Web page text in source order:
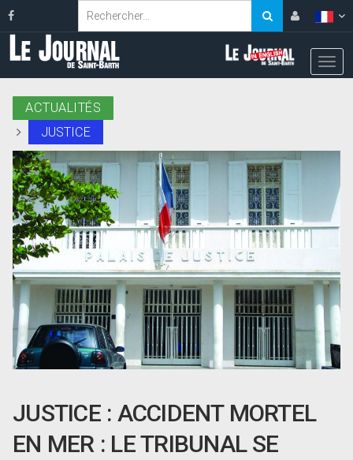
ACTUALITÉS
JUSTICE
JUSTICE : ACCIDENT MORTEL
EN MER : LE TRIBUNAL SE